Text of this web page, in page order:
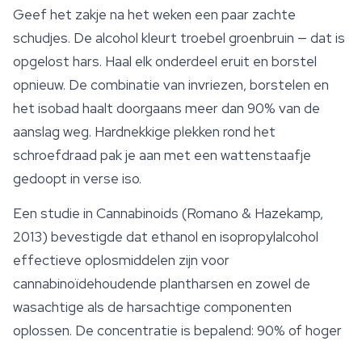
Geef het zakje na het weken een paar zachte
schudjes. De alcohol kleurt troebel groenbruin — dat is
opgelost hars. Haal elk onderdeel eruit en borstel
opnieuw. De combinatie van invriezen, borstelen en
het isobad haalt doorgaans meer dan 90% van de
aanslag weg. Hardnekkige plekken rond het
schroefdraad pak je aan met een wattenstaafje
gedoopt in verse iso.
Een studie in Cannabinoids (Romano & Hazekamp,
2013) bevestigde dat ethanol en isopropylalcohol
effectieve oplosmiddelen zijn voor
cannabinoïdehoudende plantharsen en zowel de
wasachtige als de harsachtige componenten
oplossen. De concentratie is bepalend: 90% of hoger